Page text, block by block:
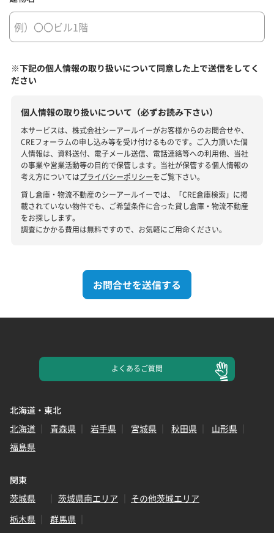
※下記の個人情報の取り扱いについて同意した上で送信をしてく
ださい
個人情報の取り扱いについて（必ずお読み下さい）
本サービスは、株式会社シーアールイーがお客様からのお問合せや、
CREフォーラムの申し込み等を受け付けるものです。ご入力頂いた個
人情報は、資料送付、電子メール送信、電話連絡等への利用他、当社
の事業や営業活動等の目的で保管します。当社が保管する個人情報の
考え方についてはプライバシーポリシーをご覧下さい。
貸し倉庫・物流不動産のシーアールイーでは、「CRE倉庫検索」に掲
載されていない物件でも、ご希望条件に合った貸し倉庫・物流不動産
をお探しします。
調査にかかる費用は無料ですので、お気軽にご用命ください。
お問合せを送信する
よくあるご質問
北海道・東北
北海道
青森県 岩手県 宮城県 秋田県
山形県
福島県
関東
茨城県
茨城県南エリア
その他茨城エリア
栃木県
群馬県